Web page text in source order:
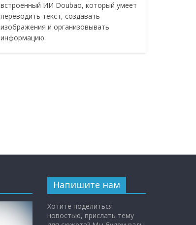
встроенный ИИ Doubao, который умеет
переводить текст, создавать
изображения и организовывать
информацию.
Напишите нам
Хотите поделиться
новостью, прислать тему